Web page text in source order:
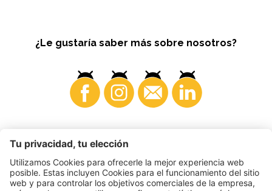
¿Le gustaría saber más sobre nosotros?
Consumidores